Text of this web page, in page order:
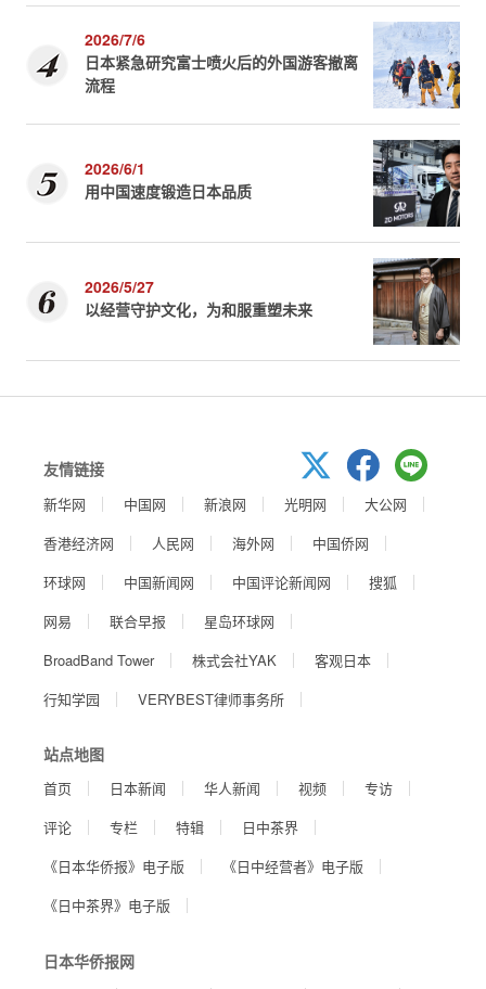
2026/7/6
日本紧急研究富士喷火后的外国游客撤离
流程
2026/6/1
用中国速度锻造日本品质
2026/5/27
以经营守护文化，为和服重塑未来
友情链接
新华网 中国网 新浪网 光明网
大公网
香港经济网
人民网 海外网
中国侨网
环球网
中国新闻网 中国评论新闻网
搜狐
网易
联合早报
星岛环球网
BroadBand Tower
株式会社YAK
客观日本
行知学园
VERYBEST律师事务所
站点地图
首页 日本新闻 华人新闻 视频
专访
评论
专栏 特辑
日中茶界
《日本华侨报》电子版
《日中经营者》电子版
《日中茶界》电子版
日本华侨报网